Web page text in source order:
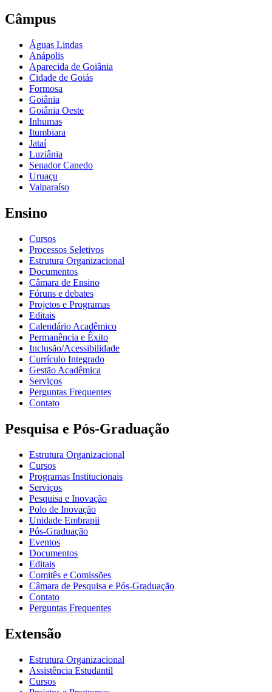
Câmpus
Águas Lindas
Anápolis
Aparecida de Goiânia
Cidade de Goiás
Formosa
Goiânia
Goiânia Oeste
Inhumas
Itumbiara
Jataí
Luziânia
Senador Canedo
Uruaçu
Valparaíso
Ensino
Cursos
Processos Seletivos
Estrutura Organizacional
Documentos
Câmara de Ensino
Fóruns e debates
Projetos e Programas
Editais
Calendário Acadêmico
Permanência e Êxito
Inclusão/Acessibilidade
Currículo Integrado
Gestão Acadêmica
Serviços
Perguntas Frequentes
Contato
Pesquisa e Pós-Graduação
Estrutura Organizacional
Cursos
Programas Institucionais
Serviços
Pesquisa e Inovação
Polo de Inovação
Unidade Embrapii
Pós-Graduação
Eventos
Documentos
Editais
Comitês e Comissões
Câmara de Pesquisa e Pós-Graduação
Contato
Perguntas Frequentes
Extensão
Estrutura Organizacional
Assistência Estudantil
Cursos